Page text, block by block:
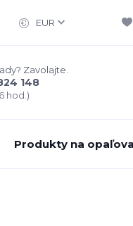
EUR
Zavolajte.
148
hod.)
Produkty na